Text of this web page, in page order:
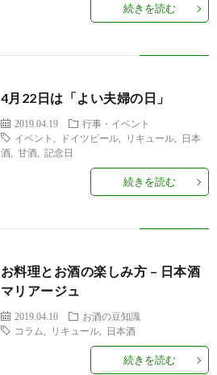
続きを読む
4月22日は「よい夫婦の日」
2019.04.19
行事・イベント
イベント
ドイツビール, リキュール,
日本
酒, 甘酒, 記念日
続きを読む
お料理とお酒の楽しみ方 – 日本酒
マリアージュ
2019.04.10
お酒の豆知識
コラム
リキュール, 日本酒
続きを読む